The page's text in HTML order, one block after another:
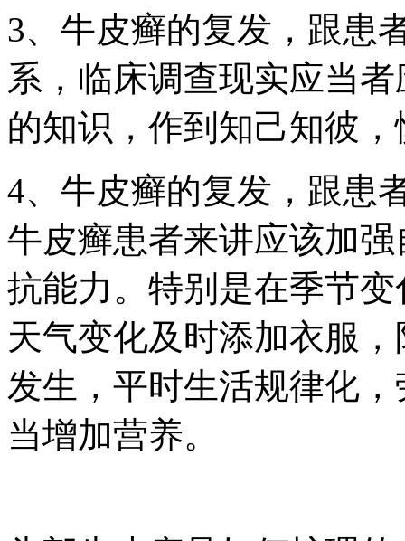
3、牛皮癣的复发，跟患
系，临床调查现实应当
的知识，作到知己知彼
4、牛皮癣的复发，跟患
牛皮癣患者来讲应该加
抗能力。特别是在季节
天气变化及时添加衣服
发生，平时生活规律化
当增加营养。